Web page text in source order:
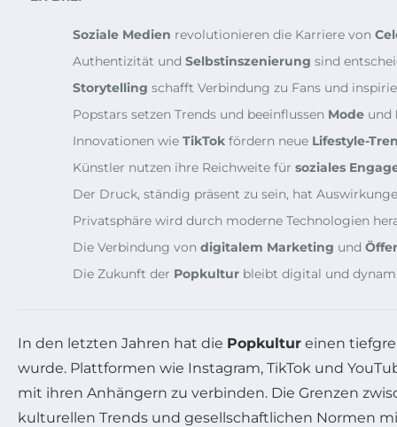
Soziale Medien revolutionieren die Karriere von
Authentizität und Selbstinszenierung sind
Storytelling schafft Verbindung zu Fans und
Popstars setzen Trends und beeinflussen Mode und
Innovationen wie TikTok fördern neue Lifestyle-
Künstler nutzen ihre Reichweite für soziales
Der Druck, ständig präsent zu sein, hat
Privatsphäre wird durch moderne Technologien
Die Verbindung von digitalem Marketing und
Die Zukunft der Popkultur bleibt digital und
In den letzten Jahren hat die Popkultur einen
wurde. Plattformen wie Instagram, TikTok und
mit ihren Anhängern zu verbinden. Die Grenzen
kulturellen Trends und gesellschaftlichen Normen